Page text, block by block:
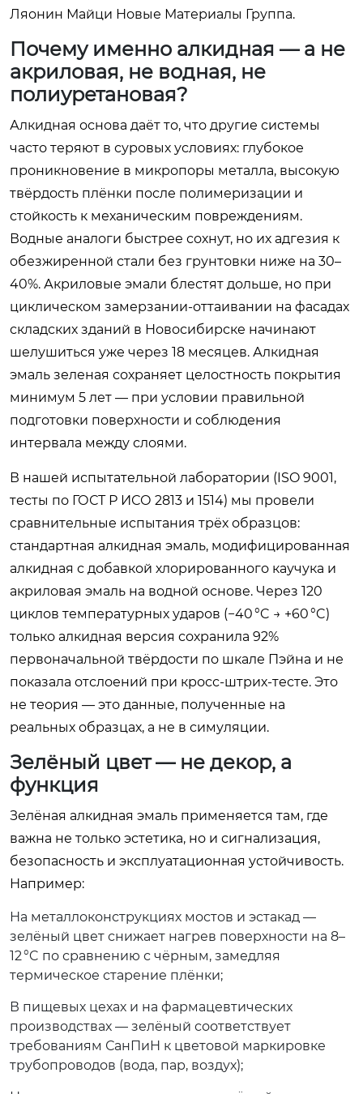
Ляонин Майци Новые Материалы Группа.
Почему именно алкидная — а не
акриловая, не водная, не
полиуретановая?
Алкидная основа даёт то, что другие системы
часто теряют в суровых условиях: глубокое
проникновение в микропоры металла, высокую
твёрдость плёнки после полимеризации и
стойкость к механическим повреждениям.
Водные аналоги быстрее сохнут, но их адгезия к
обезжиренной стали без грунтовки ниже на 30–
40%. Акриловые эмали блестят дольше, но при
циклическом замерзании-оттаивании на фасадах
складских зданий в Новосибирске начинают
шелушиться уже через 18 месяцев. Алкидная
эмаль зеленая сохраняет целостность покрытия
минимум 5 лет — при условии правильной
подготовки поверхности и соблюдения
интервала между слоями.
В нашей испытательной лаборатории (ISO 9001,
тесты по ГОСТ Р ИСО 2813 и 1514) мы провели
сравнительные испытания трёх образцов:
стандартная алкидная эмаль, модифицированная
алкидная с добавкой хлорированного каучука и
акриловая эмаль на водной основе. Через 120
циклов температурных ударов (−40 °C → +60 °C)
только алкидная версия сохранила 92%
первоначальной твёрдости по шкале Пэйна и не
показала отслоений при кросс-штрих-тесте. Это
не теория — это данные, полученные на
реальных образцах, а не в симуляции.
Зелёный цвет — не декор, а
функция
Зелёная алкидная эмаль применяется там, где
важна не только эстетика, но и сигнализация,
безопасность и эксплуатационная устойчивость.
Например:
На металлоконструкциях мостов и эстакад —
зелёный цвет снижает нагрев поверхности на 8–
12 °C по сравнению с чёрным, замедляя
термическое старение плёнки;
В пищевых цехах и на фармацевтических
производствах — зелёный соответствует
требованиям СанПиН к цветовой маркировке
трубопроводов (вода, пар, воздух);